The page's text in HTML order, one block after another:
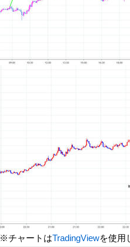
※チャートはTradingViewを使用